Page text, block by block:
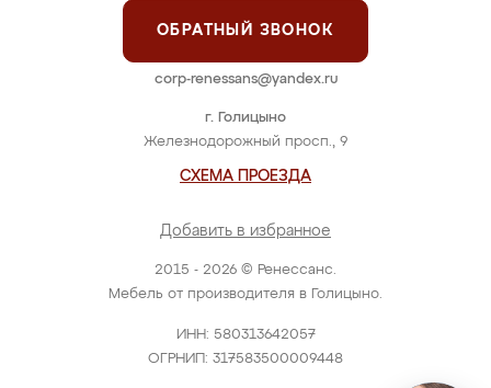
2015 - 2026 © Ренессанс.
Мебель от производителя в Голицыно.
ИНН: 580313642057
ОГРНИП: 317583500009448
г. Голицыно
Железнодорожный просп., 9
СХЕМА ПРОЕЗДА
Добавить в избранное
ОБРАТНЫЙ ЗВОНОК
corp-renessans@yandex.ru